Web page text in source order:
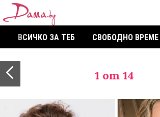
ВСИЧКО ЗА ТЕБ СВОБОДНО ВРЕМЕ
1 от 14